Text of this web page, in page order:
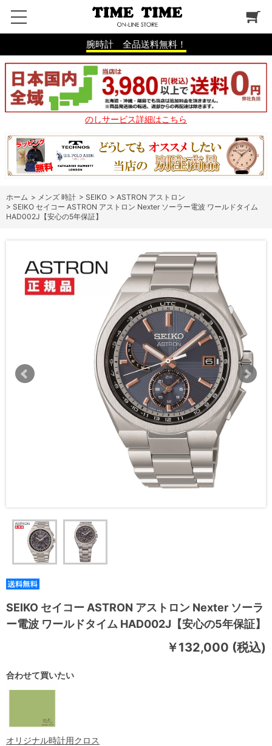
腕時計 全品送料無料！
のしサービス詳細はこちら
ホーム > メンズ 時計 > SEIKO > ASTRON アストロン
> SEIKO セイコー ASTRON アストロン Nexter ソーラー電波 ワールドタイム
HAD002J【安心の5年保証】
SEIKO セイコー ASTRON アストロン Nexter ソーラ
ー電波 ワールドタイム HAD002J【安心の5年保証】
￥132,000 (税込)
合わせて買いたい
オリジナル時計用クロス